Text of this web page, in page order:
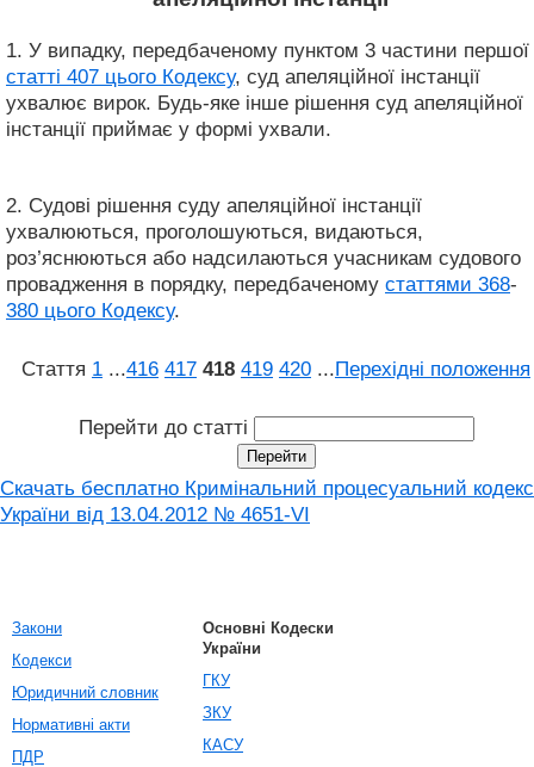
1. У випадку, передбаченому пунктом 3 частини першої
статті 407 цього Кодексу, суд апеляційної інстанції
ухвалює вирок. Будь-яке інше рішення суд апеляційної
інстанції приймає у формі ухвали.
2. Судові рішення суду апеляційної інстанції
ухвалюються, проголошуються, видаються,
роз’яснюються або надсилаються учасникам судового
провадження в порядку, передбаченому статтями 368-
380 цього Кодексу.
Стаття 1 ...416 417 418 419 420 ...Перехідні положення
Перейти до статті
Скачать бесплатно Кримінальний процесуальний кодекс
України від 13.04.2012 № 4651-VI
Закони
Кодекси
Юридичний словник
Нормативні акти
ПДР
Основні Кодески
України
ГКУ
ЗКУ
КАСУ